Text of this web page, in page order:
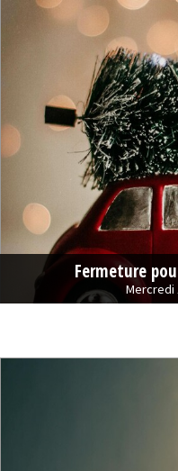
Fermeture
Mercredi